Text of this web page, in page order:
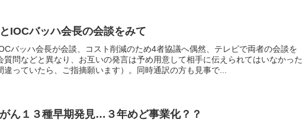
IOCバッハ会長の会談をみて
バッハ会長が会談、コスト削減のため4者協議へ偶然、テレビで両者の会談を
質問などと異なり、お互いの発言は予め用意して相手に伝えられてはいなかった
違っていたら、ご指摘願います）。同時通訳の方も見事で...
ん１３種早期発見…３年めど事業化？？